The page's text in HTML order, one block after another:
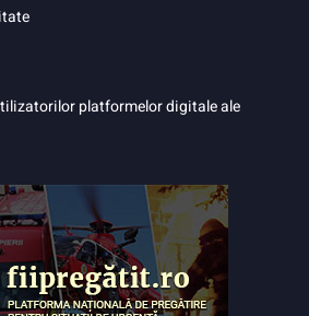
platformelor digitale ale